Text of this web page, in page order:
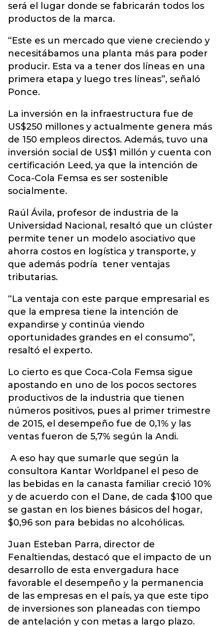
será el lugar donde se fabricarán todos los
productos de la marca.
“Este es un mercado que viene creciendo y
necesitábamos una planta más para poder
producir. Esta va a tener dos líneas en una
primera etapa y luego tres líneas”, señaló
Ponce.
La inversión en la infraestructura fue de
US$250 millones y actualmente genera más
de 150 empleos directos. Además, tuvo una
inversión social de US$1 millón y cuenta con
certificación Leed, ya que la intención de
Coca-Cola Femsa es ser sostenible
socialmente.
Raúl Ávila, profesor de industria de la
Universidad Nacional, resaltó que un clúster
permite tener un modelo asociativo que
ahorra costos en logística y transporte, y
que además podría tener ventajas
tributarias.
“La ventaja con este parque empresarial es
que la empresa tiene la intención de
expandirse y continúa viendo
oportunidades grandes en el consumo”,
resaltó el experto.
Lo cierto es que Coca-Cola Femsa sigue
apostando en uno de los pocos sectores
productivos de la industria que tienen
números positivos, pues al primer trimestre
de 2015, el desempeño fue de 0,1% y las
ventas fueron de 5,7% según la Andi.
A eso hay que sumarle que según la
consultora Kantar Worldpanel el peso de
las bebidas en la canasta familiar creció 10%
y de acuerdo con el Dane, de cada $100 que
se gastan en los bienes básicos del hogar,
$0,96 son para bebidas no alcohólicas.
Juan Esteban Parra, director de
Fenaltiendas, destacó que el impacto de un
desarrollo de esta envergadura hace
favorable el desempeño y la permanencia
de las empresas en el país, ya que este tipo
de inversiones son planeadas con tiempo
de antelación y con metas a largo plazo.